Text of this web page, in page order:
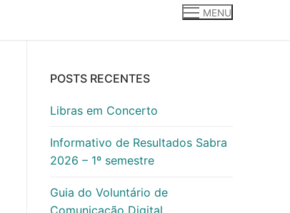
MENU
POSTS RECENTES
Libras em Concerto
Informativo de Resultados Sabra
2026 – 1º semestre
Guia do Voluntário de